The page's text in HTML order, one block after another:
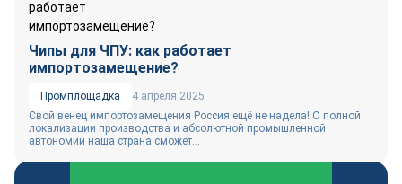
Чипы для ЧПУ: как работает
импортозамещение?
Промплощадка
4 апреля 2025
Свой венец импортозамещения Россия ещё не надела! О полной
локализации производства и абсолютной промышленной
автономии наша страна сможет...